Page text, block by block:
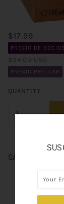
$17.99
PRECIO DE SOCIOS
$34.00 USD
PRECIO REGULAR
QUANTITY
SAMBA NOVA